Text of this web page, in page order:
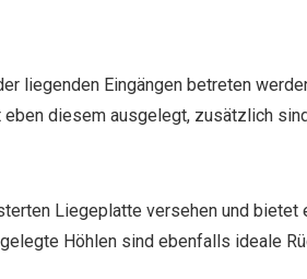
liegenden Eingängen betreten
diesem ausgelegt, zusätzlich
Liegeplatte versehen und bietet
Höhlen sind ebenfalls ideale